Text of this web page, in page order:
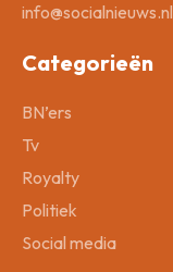
info@socialnieuws.nl
Categorieën
BN’ers
Tv
Royalty
Politiek
Social media